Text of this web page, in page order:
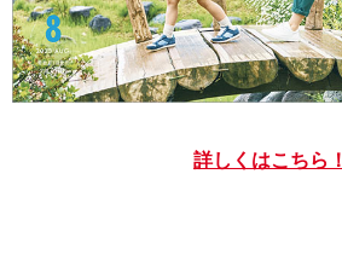
詳しくはこちら！